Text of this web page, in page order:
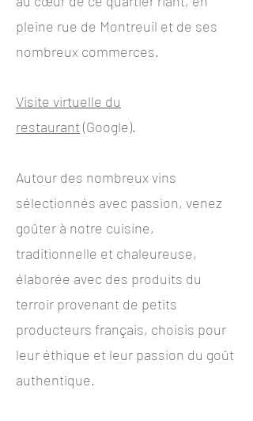
pleine rue de Montreuil et de ses
nombreux commerces.
Visite virtuelle du
restaurant (Google).
Autour des nombreux vins
sélectionnés avec passion, venez
goûter à notre cuisine,
traditionnelle et chaleureuse,
élaborée avec des produits du
terroir provenant de petits
producteurs français, choisis pour
leur éthique et leur passion du goût
authentique.